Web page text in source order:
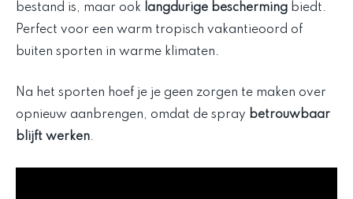
bestand is, maar ook
langdurige bescherming biedt.
Perfect voor een warm tropisch vakantieoord of
buiten sporten in warme klimaten.
Na het sporten hoef je je geen zorgen te maken over
opnieuw aanbrengen, omdat de spray betrouwbaar
blijft werken.